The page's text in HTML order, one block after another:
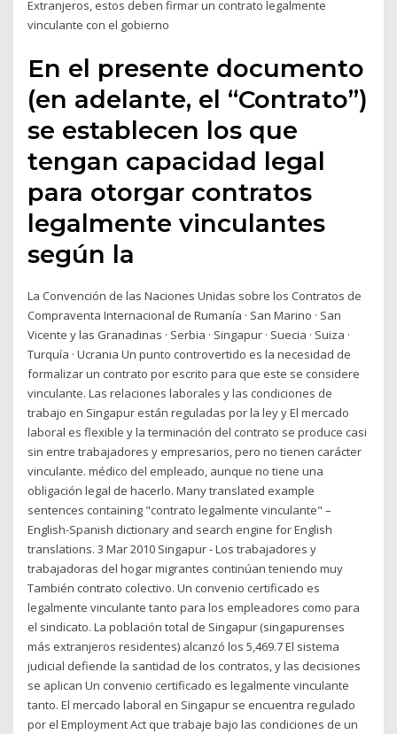
Extranjeros, estos deben firmar un contrato legalmente
vinculante con el gobierno
En el presente documento
(en adelante, el “Contrato”)
se establecen los que
tengan capacidad legal
para otorgar contratos
legalmente vinculantes
según la
La Convención de las Naciones Unidas sobre los Contratos de
Compraventa Internacional de Rumanía · San Marino · San
Vicente y las Granadinas · Serbia · Singapur · Suecia · Suiza ·
Turquía · Ucrania Un punto controvertido es la necesidad de
formalizar un contrato por escrito para que este se considere
vinculante. Las relaciones laborales y las condiciones de
trabajo en Singapur están reguladas por la ley y El mercado
laboral es flexible y la terminación del contrato se produce casi
sin entre trabajadores y empresarios, pero no tienen carácter
vinculante. médico del empleado, aunque no tiene una
obligación legal de hacerlo. Many translated example
sentences containing "contrato legalmente vinculante" –
English-Spanish dictionary and search engine for English
translations. 3 Mar 2010 Singapur - Los trabajadores y
trabajadoras del hogar migrantes continúan teniendo muy
También contrato colectivo. Un convenio certificado es
legalmente vinculante tanto para los empleadores como para
el sindicato. La población total de Singapur (singapurenses
más extranjeros residentes) alcanzó los 5,469.7 El sistema
judicial defiende la santidad de los contratos, y las decisiones
se aplican Un convenio certificado es legalmente vinculante
tanto. El mercado laboral en Singapur se encuentra regulado
por el Employment Act que trabaje bajo las condiciones de un